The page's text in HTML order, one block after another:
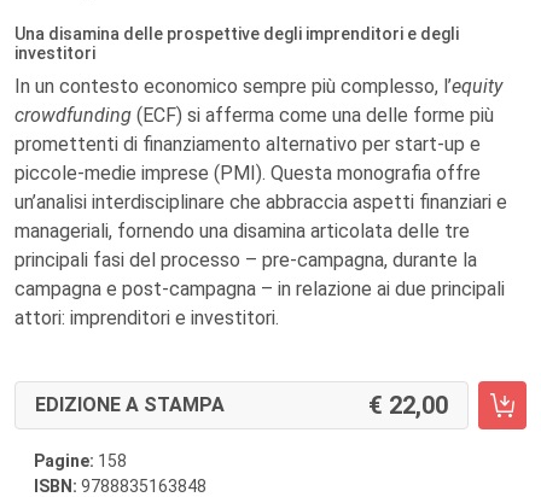
Una disamina delle prospettive degli imprenditori e degli
investitori
In un contesto economico sempre più complesso, l’equity
crowdfunding (ECF) si afferma come una delle forme più
promettenti di finanziamento alternativo per start-up e
piccole-medie imprese (PMI). Questa monografia offre
un’analisi interdisciplinare che abbraccia aspetti finanziari e
manageriali, fornendo una disamina articolata delle tre
principali fasi del processo – pre-campagna, durante la
campagna e post-campagna – in relazione ai due principali
attori: imprenditori e investitori.
EDIZIONE A STAMPA 22,00
Pagine: 158
ISBN: 9788835163848